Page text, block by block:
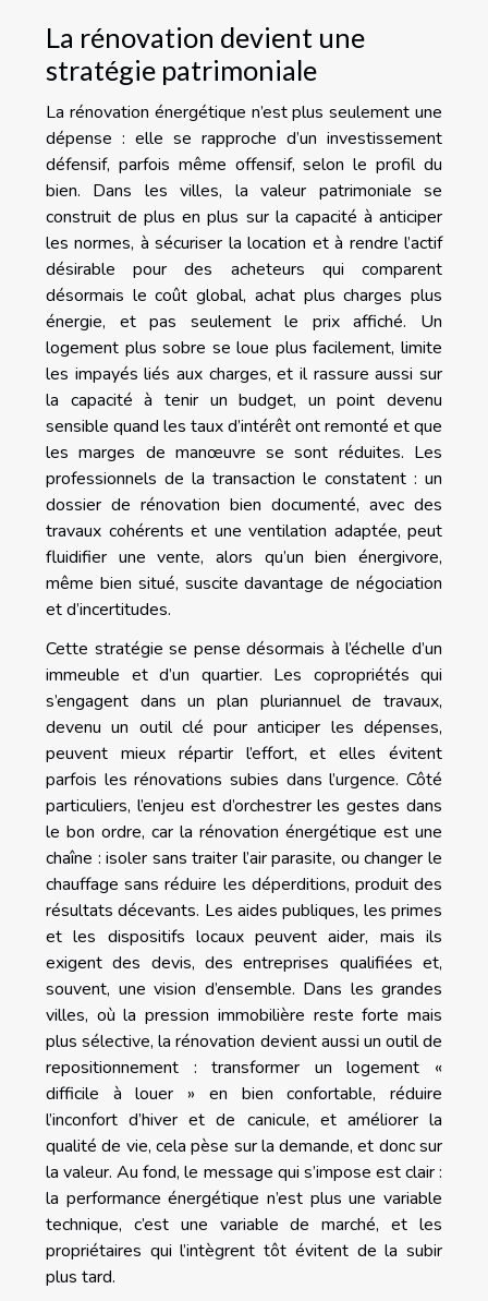
La rénovation devient une
stratégie patrimoniale
La rénovation énergétique n’est plus seulement une
dépense : elle se rapproche d’un investissement
défensif, parfois même offensif, selon le profil du
bien. Dans les villes, la valeur patrimoniale se
construit de plus en plus sur la capacité à anticiper
les normes, à sécuriser la location et à rendre l’actif
désirable pour des acheteurs qui comparent
désormais le coût global, achat plus charges plus
énergie, et pas seulement le prix affiché. Un
logement plus sobre se loue plus facilement, limite
les impayés liés aux charges, et il rassure aussi sur
la capacité à tenir un budget, un point devenu
sensible quand les taux d’intérêt ont remonté et que
les marges de manœuvre se sont réduites. Les
professionnels de la transaction le constatent : un
dossier de rénovation bien documenté, avec des
travaux cohérents et une ventilation adaptée, peut
fluidifier une vente, alors qu’un bien énergivore,
même bien situé, suscite davantage de négociation
et d’incertitudes.
Cette stratégie se pense désormais à l’échelle d’un
immeuble et d’un quartier. Les copropriétés qui
s’engagent dans un plan pluriannuel de travaux,
devenu un outil clé pour anticiper les dépenses,
peuvent mieux répartir l’effort, et elles évitent
parfois les rénovations subies dans l’urgence. Côté
particuliers, l’enjeu est d’orchestrer les gestes dans
le bon ordre, car la rénovation énergétique est une
chaîne : isoler sans traiter l’air parasite, ou changer le
chauffage sans réduire les déperditions, produit des
résultats décevants. Les aides publiques, les primes
et les dispositifs locaux peuvent aider, mais ils
exigent des devis, des entreprises qualifiées et,
souvent, une vision d’ensemble. Dans les grandes
villes, où la pression immobilière reste forte mais
plus sélective, la rénovation devient aussi un outil de
repositionnement : transformer un logement «
difficile à louer » en bien confortable, réduire
l’inconfort d’hiver et de canicule, et améliorer la
qualité de vie, cela pèse sur la demande, et donc sur
la valeur. Au fond, le message qui s’impose est clair :
la performance énergétique n’est plus une variable
technique, c’est une variable de marché, et les
propriétaires qui l’intègrent tôt évitent de la subir
plus tard.